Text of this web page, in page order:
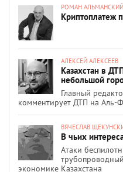
РОМАН АЛЬМАНСКИЙ
Криптоплатеж
АЛЕКСЕЙ АЛЕКСЕЕВ
Казахстан в
небольшой
Главный
комментирует ДТП на Аль-
ВЯЧЕСЛАВ
В чьих
Атаки
экономике Казахстана